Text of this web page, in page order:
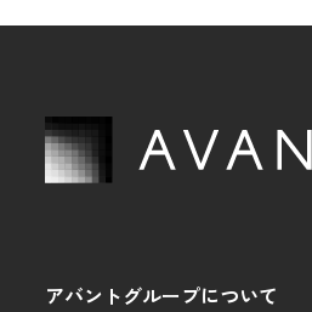
アバントグループについて